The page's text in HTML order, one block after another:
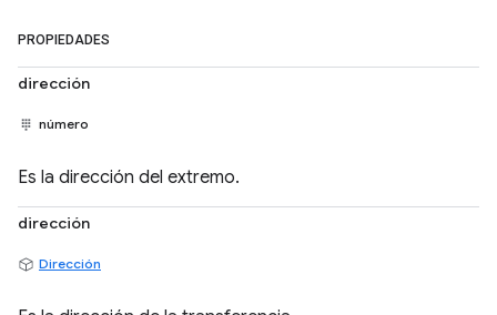
PROPIEDADES
dirección
número
Es la dirección del extremo.
dirección
Dirección